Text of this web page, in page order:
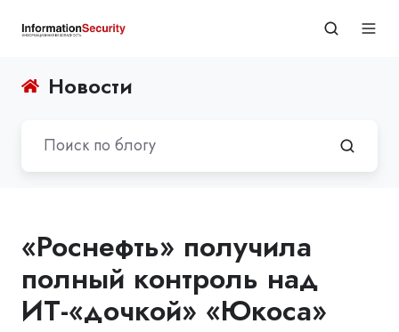
Новости
«Роснефть» получила
полный контроль над
ИТ-«дочкой» «Юкоса»